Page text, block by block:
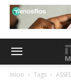
Início Tags